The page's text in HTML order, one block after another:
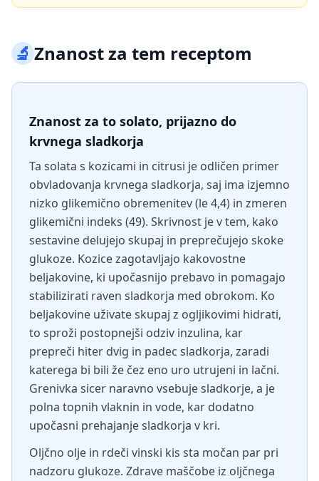
🔬Znanost za tem receptom
Znanost za to solato, prijazno do
krvnega sladkorja
Ta solata s kozicami in citrusi je odličen primer
obvladovanja krvnega sladkorja, saj ima izjemno
nizko glikemično obremenitev (le 4,4) in zmeren
glikemični indeks (49). Skrivnost je v tem, kako
sestavine delujejo skupaj in preprečujejo skoke
glukoze. Kozice zagotavljajo kakovostne
beljakovine, ki upočasnijo prebavo in pomagajo
stabilizirati raven sladkorja med obrokom. Ko
beljakovine uživate skupaj z ogljikovimi hidrati,
to sproži postopnejši odziv inzulina, kar
prepreči hiter dvig in padec sladkorja, zaradi
katerega bi bili že čez eno uro utrujeni in lačni.
Grenivka sicer naravno vsebuje sladkorje, a je
polna topnih vlaknin in vode, kar dodatno
upočasni prehajanje sladkorja v kri.
Oljčno olje in rdeči vinski kis sta močan par pri
nadzoru glukoze. Zdrave maščobe iz oljčnega